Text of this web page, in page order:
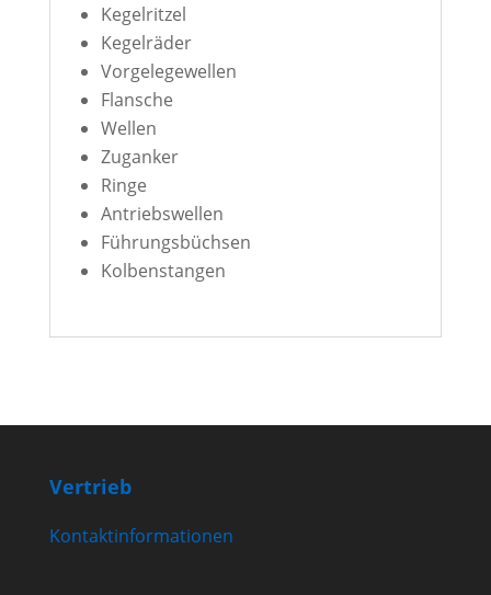
Kegelritzel
Kegelräder
Vorgelegewellen
Flansche
Wellen
Zuganker
Ringe
Antriebswellen
Führungsbüchsen
Kolbenstangen
Vertrieb
Kontaktinformationen